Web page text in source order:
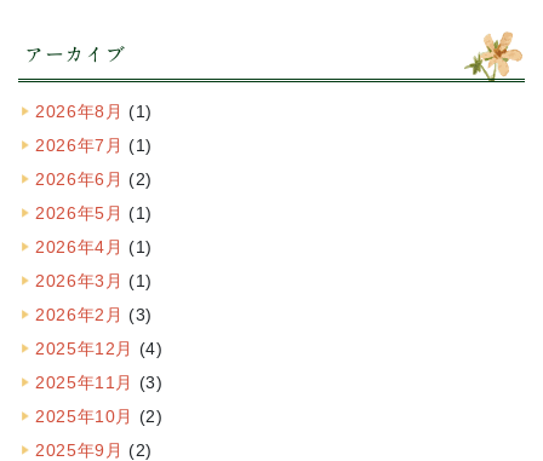
アーカイブ
2026年8月 (1)
2026年7月 (1)
2026年6月 (2)
2026年5月 (1)
2026年4月 (1)
2026年3月 (1)
2026年2月 (3)
2025年12月 (4)
2025年11月 (3)
2025年10月 (2)
2025年9月 (2)